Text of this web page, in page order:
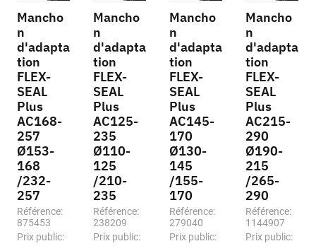
Mancho
n
d'adapta
tion
FLEX-
SEAL
Plus
AC168-
257
Ø153-
168
/232-
257
Référence:
875453
Prix public:
Mancho
n
d'adapta
tion
FLEX-
SEAL
Plus
AC125-
235
Ø110-
125
/210-
235
Référence:
238209
Prix public:
Mancho
n
d'adapta
tion
FLEX-
SEAL
Plus
AC145-
170
Ø130-
145
/155-
170
Référence:
279040
Prix public:
Mancho
n
d'adapta
tion
FLEX-
SEAL
Plus
AC215-
290
Ø190-
215
/265-
290
Référence:
1144907
Prix public: